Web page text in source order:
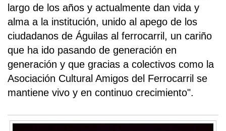
largo de los años y actualmente dan vida y
alma a la institución, unido al apego de los
ciudadanos de Águilas al ferrocarril, un cariño
que ha ido pasando de generación en
generación y que gracias a colectivos como la
Asociación Cultural Amigos del Ferrocarril se
mantiene vivo y en continuo crecimiento".